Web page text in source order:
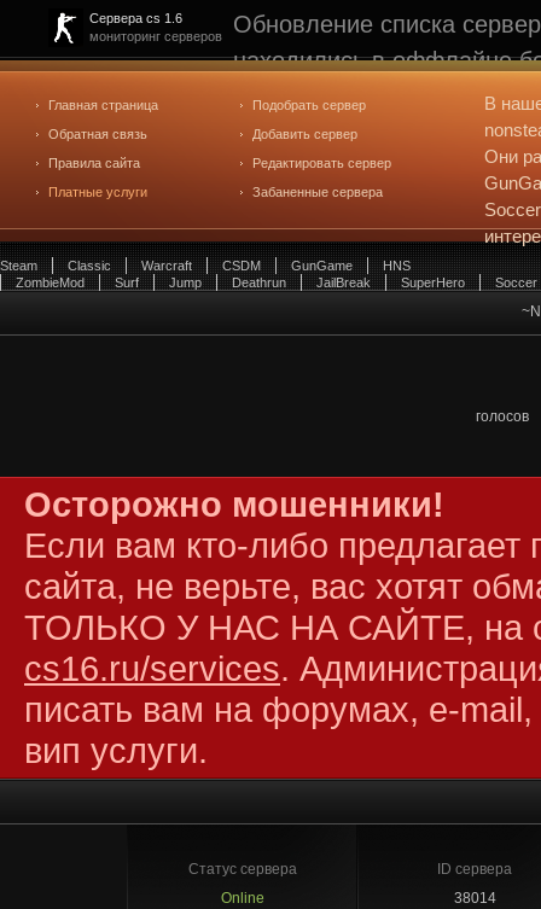
Сервера cs 1.6
мониторинг серверов
Обновление списка
находились в оффлайне
рейтинге не участвуют.
редактирования
.
Главная страница
Обратная связь
Правила сайта
Платные услуги
Подобрать сервер
Добавить сервер
Редактировать сервер
Забаненные сервера
В
Они
Steam Classic Warcraft CSDM GunGame
HNS
ZombieMod
Surf Jump Deathrun JailBreak SuperHero Soccer
голосов
Осторожно мошенники!
Если вам кто-либо
сайта, не верьте, вас хотят
ТОЛЬКО У НАС НА САЙТЕ, на
cs16.ru/services.
писать вам на форумах, e-mail,
вип услуги.
Статус сервера
Online
ID сервера
38014